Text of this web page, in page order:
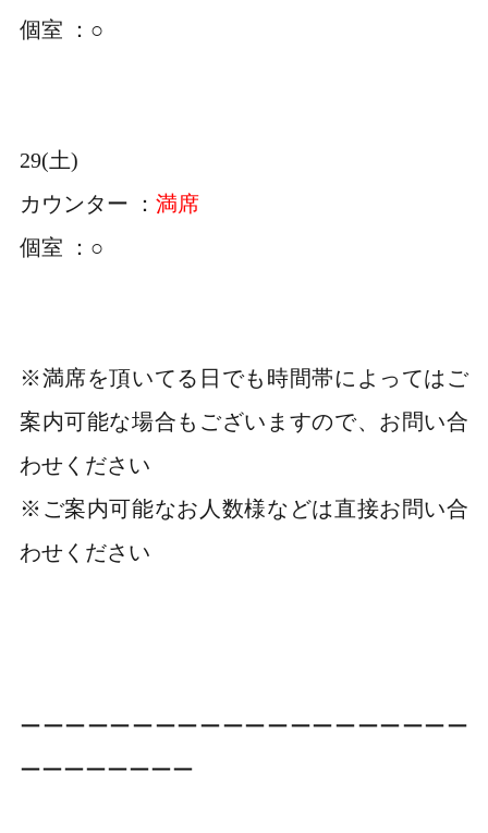
個室 ：○
29(土)
カウンター ： 満席
個室 ：○
※満席を頂いてる日でも時間帯によってはご
案内可能な場合もございますので、お問い合
わせください
※ご案内可能なお人数様などは直接お問い合
わせください
ーーーーーーーーーーーーーーーーーーーー
ーーーーーーーー